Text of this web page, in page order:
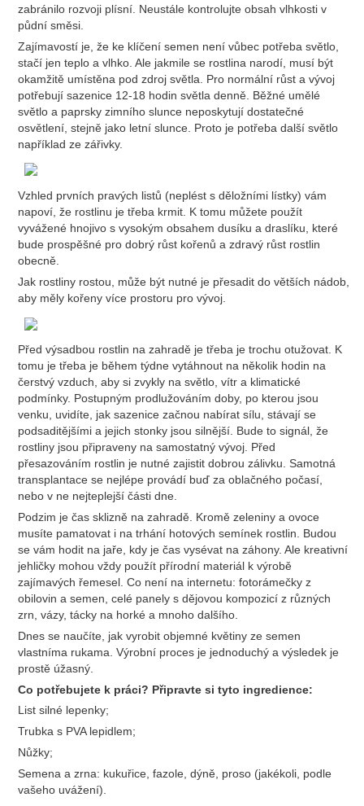
zabránilo rozvoji plísní. Neustále kontrolujte obsah vlhkosti v
půdní směsi.
Zajímavostí je, že ke klíčení semen není vůbec potřeba světlo,
stačí jen teplo a vlhko. Ale jakmile se rostlina narodí, musí být
okamžitě umístěna pod zdroj světla. Pro normální růst a vývoj
potřebují sazenice 12-18 hodin světla denně. Běžné umělé
světlo a paprsky zimního slunce neposkytují dostatečné
osvětlení, stejně jako letní slunce. Proto je potřeba další světlo
například ze zářivky.
Vzhled prvních pravých listů (neplést s děložními lístky) vám
napoví, že rostlinu je třeba krmit. K tomu můžete použít
vyvážené hnojivo s vysokým obsahem dusíku a draslíku, které
bude prospěšné pro dobrý růst kořenů a zdravý růst rostlin
obecně.
Jak rostliny rostou, může být nutné je přesadit do větších nádob,
aby měly kořeny více prostoru pro vývoj.
Před výsadbou rostlin na zahradě je třeba je trochu otužovat. K
tomu je třeba je během týdne vytáhnout na několik hodin na
čerstvý vzduch, aby si zvykly na světlo, vítr a klimatické
podmínky. Postupným prodlužováním doby, po kterou jsou
venku, uvidíte, jak sazenice začnou nabírat sílu, stávají se
podsaditějšími a jejich stonky jsou silnější. Bude to signál, že
rostliny jsou připraveny na samostatný vývoj. Před
přesazováním rostlin je nutné zajistit dobrou zálivku. Samotná
transplantace se nejlépe provádí buď za oblačného počasí,
nebo v ne nejteplejší části dne.
Podzim je čas sklizně na zahradě. Kromě zeleniny a ovoce
musíte pamatovat i na trhání hotových semínek rostlin. Budou
se vám hodit na jaře, kdy je čas vysévat na záhony. Ale kreativní
jehličky mohou vždy použít přírodní materiál k výrobě
zajímavých řemesel. Co není na internetu: fotorámečky z
obilovin a semen, celé panely s dějovou kompozicí z různých
zrn, vázy, tácky na horké a mnoho dalšího.
Dnes se naučíte, jak vyrobit objemné květiny ze semen
vlastníma rukama. Výrobní proces je jednoduchý a výsledek je
prostě úžasný.
Co potřebujete k práci? Připravte si tyto ingredience:
List silné lepenky;
Trubka s PVA lepidlem;
Nůžky;
Semena a zrna: kukuřice, fazole, dýně, proso (jakékoli, podle
vašeho uvážení).